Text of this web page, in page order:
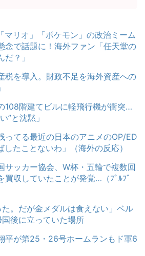
マリオ」「ポケモン」の政治ミーム
念で話題に！海外ファン「任天堂の
？」
税を導入。財政不足を海外資産への
108階建てビルに軽飛行機が衝突…
”と沈黙」
ってる最近の日本のアニメのOP/ED
たことないわ」（海外の反応）
サッカー協会、W杯・五輪で複数回
買収していたことが発覚…（ﾌﾞﾙﾌﾞ
た。だが金メダルは食えない」ベル
後に立っていた場所
平が第25・26号ホームランもド軍6